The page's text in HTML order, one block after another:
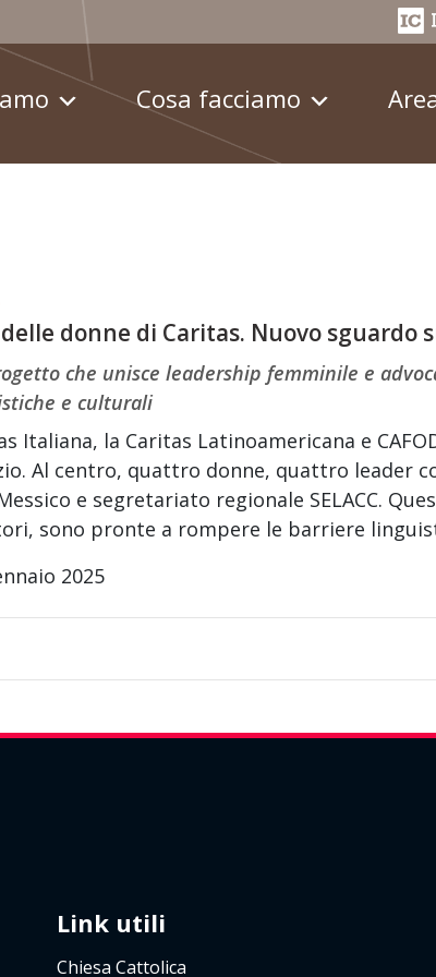
Cosa facciamo
donne di Caritas. Nuovo sguardo
che unisce leadership femminile e
e culturali
Italiana, la Caritas Latinoamericana e
Al centro, quattro donne, quattro leader
e segretariato regionale SELACC.
sono pronte a rompere le barriere
2025
Link utili
Chiesa Cattolica